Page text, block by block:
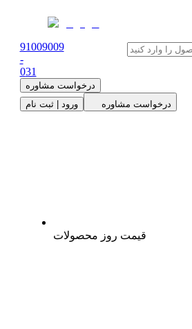
91009009
-
031
درخواست مشاوره
ورود | ثبت نام
درخواست مشاوره
قیمت روز محصولات